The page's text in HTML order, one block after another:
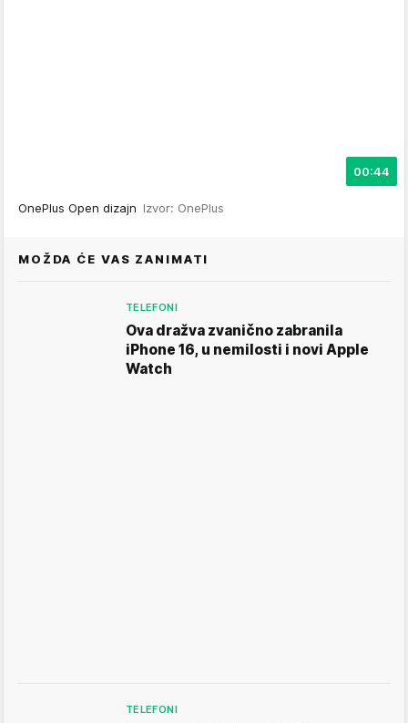
00:44
OnePlus Open dizajn Izvor: OnePlus
MOŽDA ĆE VAS ZANIMATI
TELEFONI
Ova dražva zvanično zabranila
iPhone 16, u nemilosti i novi Apple
Watch
TELEFONI